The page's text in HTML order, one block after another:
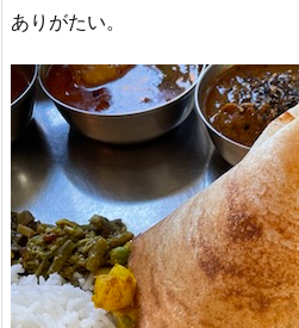
ありがたい。